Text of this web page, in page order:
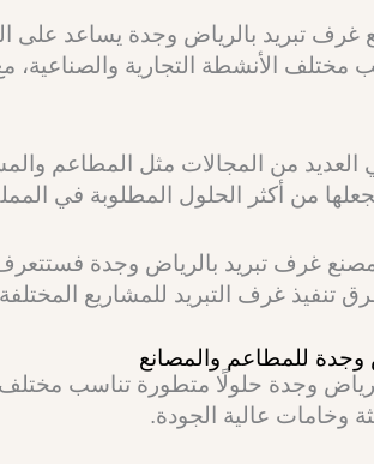
غرف تبريد بالرياض وجدة يساعد على
مختلف الأنشطة التجارية
من المجالات مثل المطاعم
من أكثر الحلول المطلوبة في
غرف تبريد بالرياض وجدة
تنفيذ غرف التبريد للمشاريع
للمطاعم والمصانع
وجدة حلولًا متطورة تناسب مختلف
وخامات عالية الجودة.